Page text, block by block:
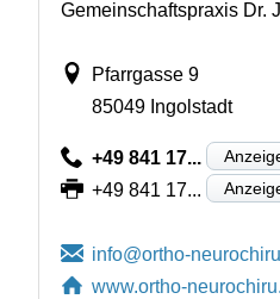
Gemeinschaftspraxis Dr.
Pfarrgasse 9
85049 Ingolstadt
+49 841 17...
+49 841 17...
www.ortho-